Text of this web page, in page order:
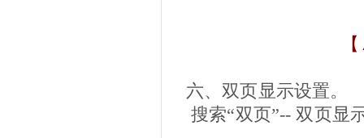
【
六、双页显示设置。
搜索“双页”-- 双页显